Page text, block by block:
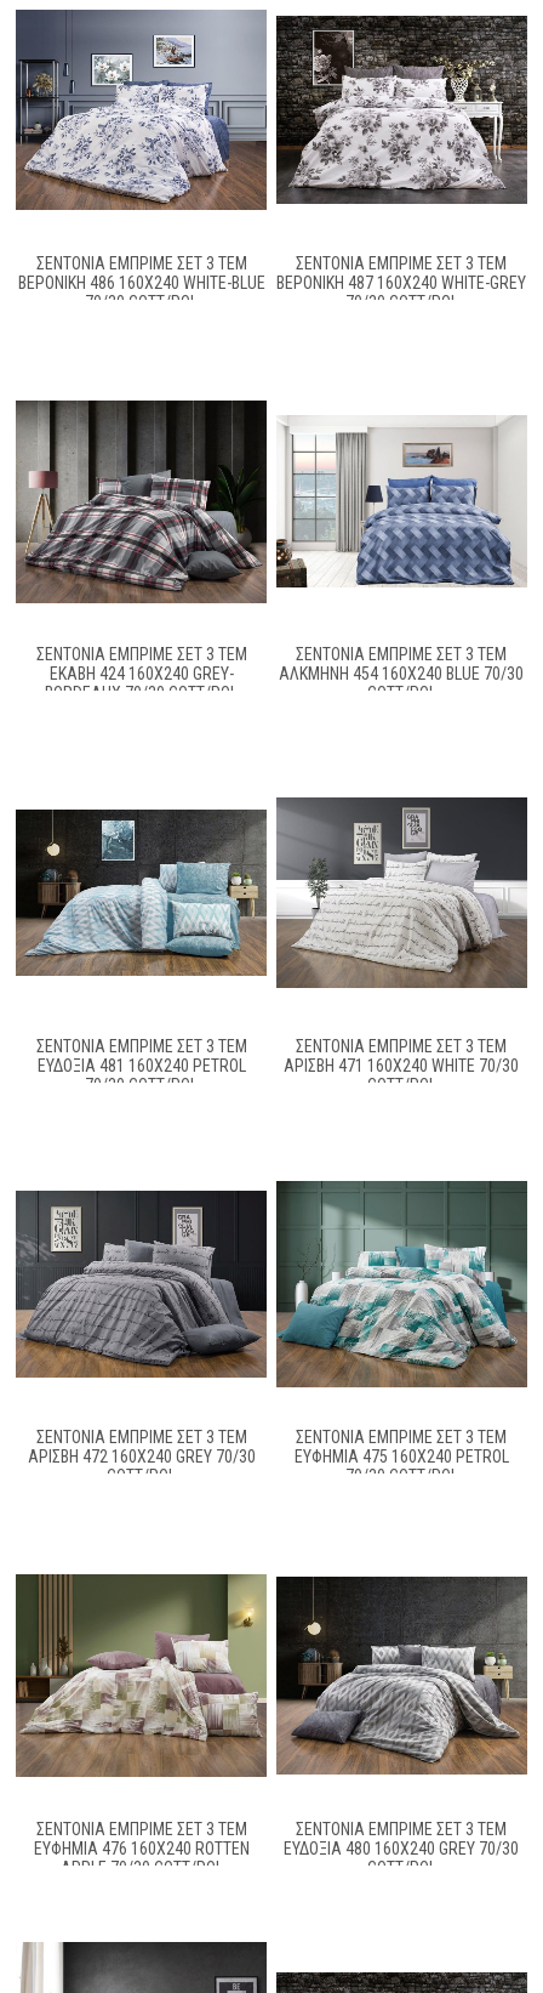
ΣΕΝΤΌΝΙΑ ΕΜΠΡΙΜΈ ΣΕΤ 3 ΤΕΜ
ΒΕΡΟΝΊΚΗ 486 160X240 WHITE-BLUE
70/30 COTT/POL
ΣΕΝΤΌΝΙΑ ΕΜΠΡΙΜΈ ΣΕΤ 3 ΤΕΜ
ΒΕΡΟΝΊΚΗ 487 160X240 WHITE-GREY
70/30 COTT/POL
ΣΕΝΤΌΝΙΑ ΕΜΠΡΙΜΈ ΣΕΤ 3 ΤΕΜ
ΕΚΆΒΗ 424 160X240 GREY-
BORDEAUX 70/30 COTT/POL
ΣΕΝΤΌΝΙΑ ΕΜΠΡΙΜΈ ΣΕΤ 3 ΤΕΜ
ΑΛΚΜΉΝΗ 454 160X240 BLUE 70/30
COTT/POL
ΣΕΝΤΌΝΙΑ ΕΜΠΡΙΜΈ ΣΕΤ 3 ΤΕΜ
ΕΥΔΟΞΊΑ 481 160X240 PETROL
70/30 COTT/POL
ΣΕΝΤΌΝΙΑ ΕΜΠΡΙΜΈ ΣΕΤ 3 ΤΕΜ
ΑΡΊΣΒΗ 471 160X240 WHITE 70/30
COTT/POL
ΣΕΝΤΌΝΙΑ ΕΜΠΡΙΜΈ ΣΕΤ 3 ΤΕΜ
ΑΡΊΣΒΗ 472 160X240 GREY 70/30
COTT/POL
ΣΕΝΤΌΝΙΑ ΕΜΠΡΙΜΈ ΣΕΤ 3 ΤΕΜ
ΕΥΦΗΜΊΑ 475 160X240 PETROL
70/30 COTT/POL
ΣΕΝΤΌΝΙΑ ΕΜΠΡΙΜΈ ΣΕΤ 3 ΤΕΜ
ΕΥΦΗΜΊΑ 476 160X240 ROTTEN
APPLE 70/30 COTT/POL
ΣΕΝΤΌΝΙΑ ΕΜΠΡΙΜΈ ΣΕΤ 3 ΤΕΜ
ΕΥΔΟΞΊΑ 480 160X240 GREY 70/30
COTT/POL